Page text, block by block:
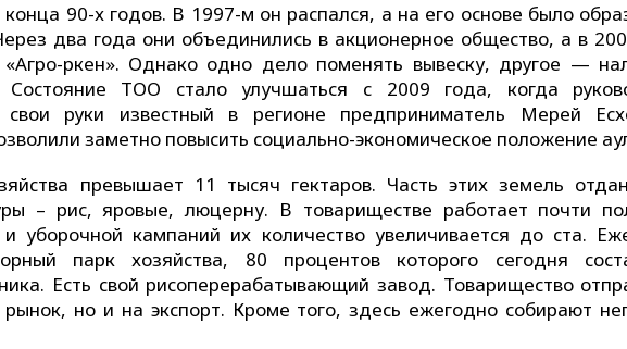
90-х годов. В 1997-м он распался, а на его основе было
два года они объединились в акционерное общество, а в
Өркен». Однако одно дело поменять вывеску, другое —
Состояние ТОО стало улучшаться с 2009 года, когда
руки известный в регионе предприниматель Мерей
заметно повысить социально-экономическое положение
превышает 11 тысяч гектаров. Часть этих земель
– рис, яровые, люцерну. В товариществе работает почти
уборочной кампаний их количество увеличивается до ста.
парк хозяйства, 80 процентов которого сегодня
Есть свой рисоперерабатывающий завод. Товарищество
но и на экспорт. Кроме того, здесь ежегодно собирают